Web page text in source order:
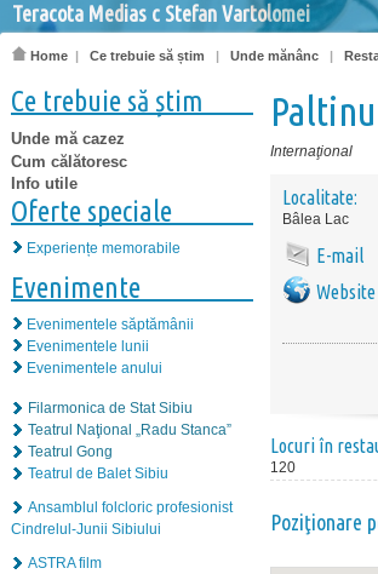
Teracota Medias c Stefan Vartolomei
Home | Ce trebuie să știm | Unde mănânc |
Ce trebuie să știm
Unde mă cazez
Cum călătoresc
Info utile
Oferte speciale
Experiențe memorabile
Evenimente
Evenimentele săptămânii
Evenimentele lunii
Evenimentele anului
Filarmonica de Stat Sibiu
Teatrul Naţional „Radu Stanca”
Teatrul Gong
Teatrul de Balet Sibiu
Ansamblul folcloric profesionist
Cindrelul-Junii Sibiului
ASTRA film
Paltinu
Internaţional
Localitate:
Bâlea Lac
E-mail
Website
Locuri în
120
Poziţionare